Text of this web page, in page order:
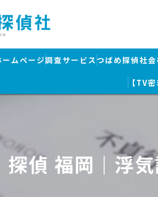
ムページ調査サービス
浮気調査
行方調査・人探し
ストーカー対策
つばめ探偵社会
つばめ探偵社
つばめ探偵社
久留米つばめ
【TV
探偵 福岡｜浮